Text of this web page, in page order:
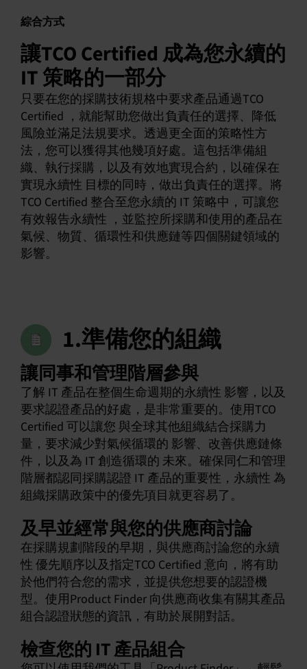
綜合方式
讓TCO Certified 成為您永續的
IT 策略的一部分
只要在您的採購技術規格中要求產品通過TCO
Certified ，就能幫助您做出負責任的選擇、降低
風險並滿足法規要求。透過更全面的策略性方
法，您可以獲得其他幾項好處。這包括準備組
織、執行採購，以及有效地實現合約，以確保在
實現永續性 目標的同時，做出負責任的選擇。將
TCO Certified 整合至您永續的 IT 策略中，可讓您
有效報告永續性 ，並監控所採購和使用的產品在
氣候、物質、循環性和供應鏈等四個關鍵領域的
影響。
1.準備您的組織
讓同事和管理階層參與
了解 IT 產品在整個生命週期的永續性 影響，以及
要求認證產品的好處，是非常重要的。 使用TCO
Certified 可以讓您 與全球其他組織結合採購力
量，要求減少對氣候循環的 影響、改善供應鏈條
件，以及為 IT 創造循環的 未來。確保同仁和管理
階層都認同採購認證 IT 產品的重要性，永續性 為
組織採購政策中的優先項目就更容易了。
及早並經常與您的供應商討論
在採購規劃階段的早期，與供應商討論您的永續
性 優先順序以及指定TCO Certified 意向，將有助
於他們符合您的需求，並提供您想要的認證機
型。使用Product Finder 向供應商收集有關其產品
組合認證狀態的資訊，有助於展開對話。
檢查您的 IT 產品組合